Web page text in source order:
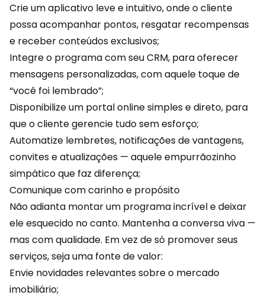
Crie um aplicativo leve e intuitivo, onde o cliente
possa acompanhar pontos, resgatar recompensas
e receber conteúdos exclusivos;
Integre o programa com seu CRM, para oferecer
mensagens personalizadas, com aquele toque de
“você foi lembrado”;
Disponibilize um portal online simples e direto, para
que o cliente gerencie tudo sem esforço;
Automatize lembretes, notificações de vantagens,
convites e atualizações — aquele empurrãozinho
simpático que faz diferença;
Comunique com carinho e propósito
Não adianta montar um programa incrível e deixar
ele esquecido no canto. Mantenha a conversa viva —
mas com qualidade. Em vez de só promover seus
serviços, seja uma fonte de valor:
Envie novidades relevantes sobre o mercado
imobiliário;